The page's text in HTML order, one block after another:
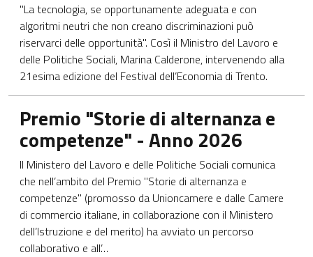
"La tecnologia, se opportunamente adeguata e con
algoritmi neutri che non creano discriminazioni può
riservarci delle opportunità". Così il Ministro del Lavoro e
delle Politiche Sociali, Marina Calderone, intervenendo alla
21esima edizione del Festival dell’Economia di Trento.
Premio "Storie di alternanza e
competenze" - Anno 2026
Il Ministero del Lavoro e delle Politiche Sociali comunica
che nell’ambito del Premio "Storie di alternanza e
competenze" (promosso da Unioncamere e dalle Camere
di commercio italiane, in collaborazione con il Ministero
dell’Istruzione e del merito) ha avviato un percorso
collaborativo e all’…